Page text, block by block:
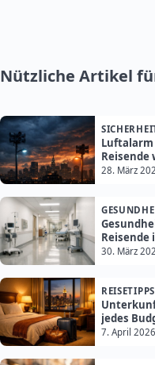
Nützliche Artikel
Luftalarm
Reisende
28. März
Reisende
30. März
REISETIPPS
jedes
7. April 2026